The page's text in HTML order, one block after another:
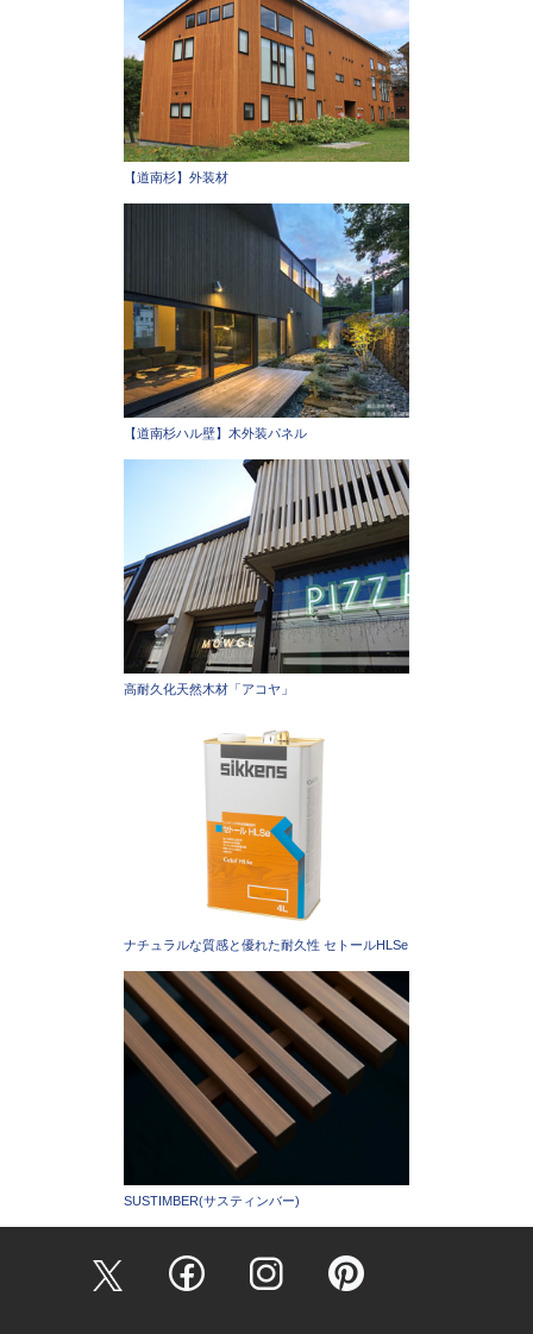
【道南杉】外装材
【道南杉ハル壁】木外装パネル
高耐久化天然木材「アコヤ」
ナチュラルな質感と優れた耐久性 セトールHLSe
SUSTIMBER(サスティンバー)